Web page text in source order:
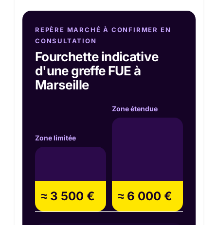
REPÈRE MARCHÉ À CONFIRMER EN
CONSULTATION
Fourchette indicative
d'une greffe FUE à
Marseille
Zone limitée
≈ 3 500 €
Zone étendue
≈ 6 000 €